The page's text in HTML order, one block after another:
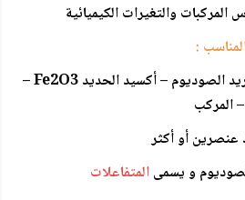
والتغيرات الكيميائية
:
المتفاعلات – النواتج – كلوريد الصوديوم – أكسيد الحديد Fe2O3 –
المركب
عنصرين أو أكثر
المتفاعلات